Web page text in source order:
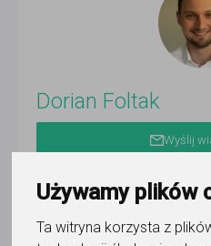
Używamy plików
Ta witryna korzysta z
Dorian Foltak
Wyślij
2 dni temu